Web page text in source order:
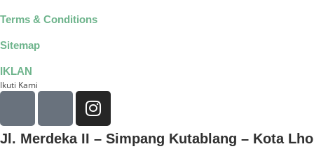
Terms & Conditions
Sitemap
IKLAN
Ikuti Kami
Jl. Merdeka II – Simpang Kutablang – Kota